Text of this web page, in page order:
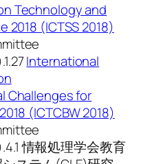
Technology and
2018 (ICTSS 2018)
International
Challenges for
(ICTCBW 2018)
情報処理学会教育